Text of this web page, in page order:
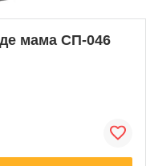
мама СП-046